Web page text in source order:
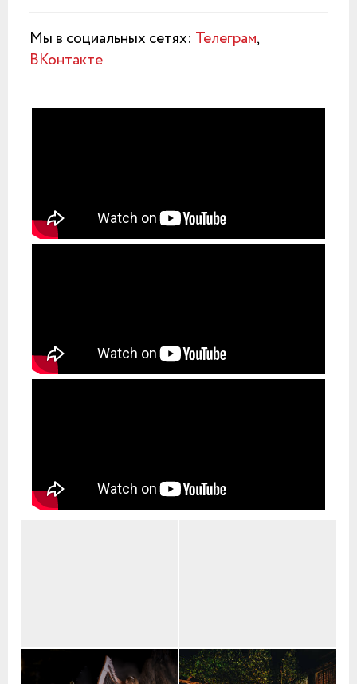
Мы в социальных сетях: Телеграм,
ВКонтакте